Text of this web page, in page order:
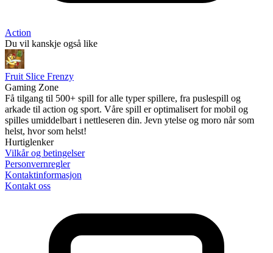
Action
Du vil kanskje også like
Fruit Slice Frenzy
Gaming Zone
Få tilgang til 500+ spill for alle typer spillere, fra puslespill og
arkade til action og sport. Våre spill er optimalisert for mobil og
spilles umiddelbart i nettleseren din. Jevn ytelse og moro når som
helst, hvor som helst!
Hurtiglenker
Vilkår og betingelser
Personvernregler
Kontaktinformasjon
Kontakt oss